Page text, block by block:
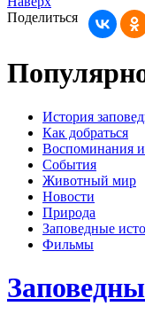
Поделиться
История
Как добраться
Воспоминания
События
Животный мир
Новости
Природа
Заповедные
Фильмы